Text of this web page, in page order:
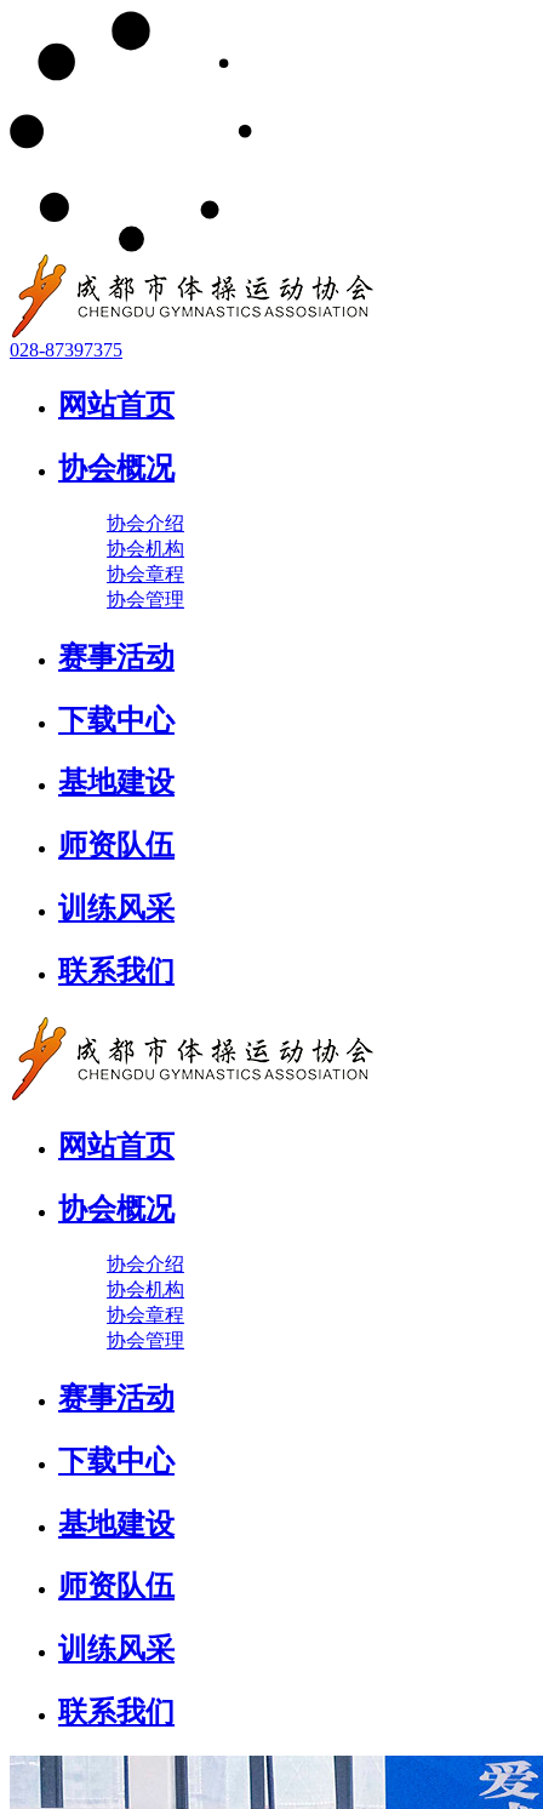
028-87397375
网站首页
协会概况
协会介绍
协会机构
协会章程
协会管理
赛事活动
下载中心
基地建设
师资队伍
训练风采
联系我们
网站首页
协会概况
协会介绍
协会机构
协会章程
协会管理
赛事活动
下载中心
基地建设
师资队伍
训练风采
联系我们